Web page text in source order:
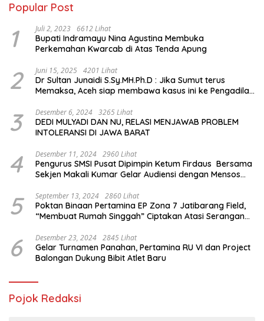
Popular Post
1 Juli 2, 2023 6612 Lihat
Bupati Indramayu Nina Agustina Membuka
Perkemahan Kwarcab di Atas Tenda Apung
2 Juni 15, 2025 4201 Lihat
Dr Sultan Junaidi S.Sy.MH.Ph.D : Jika Sumut terus
Memaksa, Aceh siap membawa kasus ini ke Pengadilan
3 Desember 6, 2024 3265 Lihat
DEDI MULYADI DAN NU, RELASI MENJAWAB PROBLEM
INTOLERANSI DI JAWA BARAT
4 Desember 11, 2024 2960 Lihat
Pengurus SMSI Pusat Dipimpin Ketum Firdaus Bersama
Sekjen Makali Kumar Gelar Audiensi dengan Mensos
5 September 13, 2024 2860 Lihat
Poktan Binaan Pertamina EP Zona 7 Jatibarang Field,
“Membuat Rumah Singgah” Ciptakan Atasi Serangan
6 Desember 23, 2024 2845 Lihat
Gelar Turnamen Panahan, Pertamina RU VI dan Project
Balongan Dukung Bibit Atlet Baru
Pojok Redaksi